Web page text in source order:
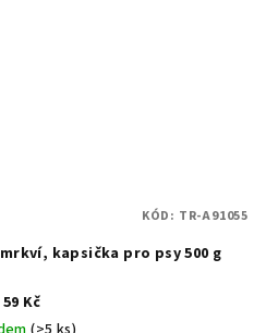
mrkví, kapsička pro psy 500 g
59 Kč
KÓD: TR-A91055